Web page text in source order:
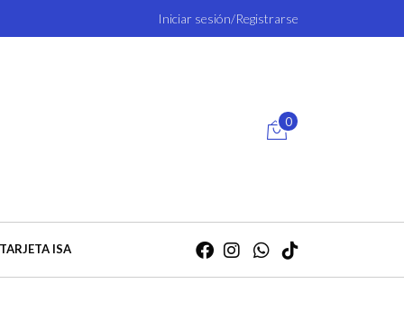
Iniciar sesión/Registrarse
0
ISA